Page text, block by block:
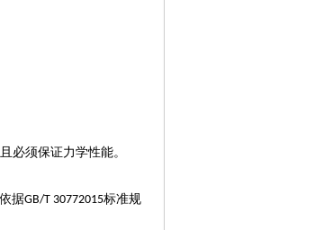
必须保证力学性能。
据GB/T 30772015标准规